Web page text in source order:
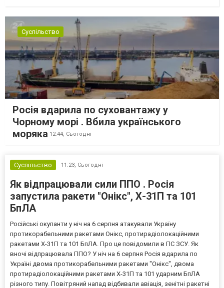
Суспільство
Росія вдарила по суховантажу у
Чорному морі . Вбила українського
моряка 12:44, Сьогодні
Суспільство 11:23, Сьогодні
Як відпрацювали сили ППО . Росія
запустила ракети "Онікс", Х-31П та 101
БпЛА
Російські окупанти у ніч на 6 серпня атакували Україну
протикорабельними ракетами Онікс, протирадіолокаційними
ракетами Х-31П та 101 БпЛА. Про це повідомили в ПС ЗСУ. Як
вночі відпрацювала ППО? У ніч на 6 серпня Росія вдарила по
Україні двома протикорабельними ракетами "Онікс", двома
протирадіолокаційними ракетами Х-31П та 101 ударним БпЛА
різного типу. Повітряний напад відбивали авіація, зенітні ракетні